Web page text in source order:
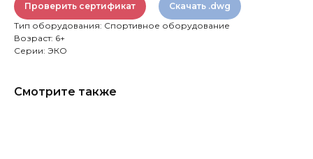
Проверить сертификат
Скачать .dwg
Тип оборудования: Спортивное оборудование
Возраст: 6+
Серии: ЭКО
Смотрите также